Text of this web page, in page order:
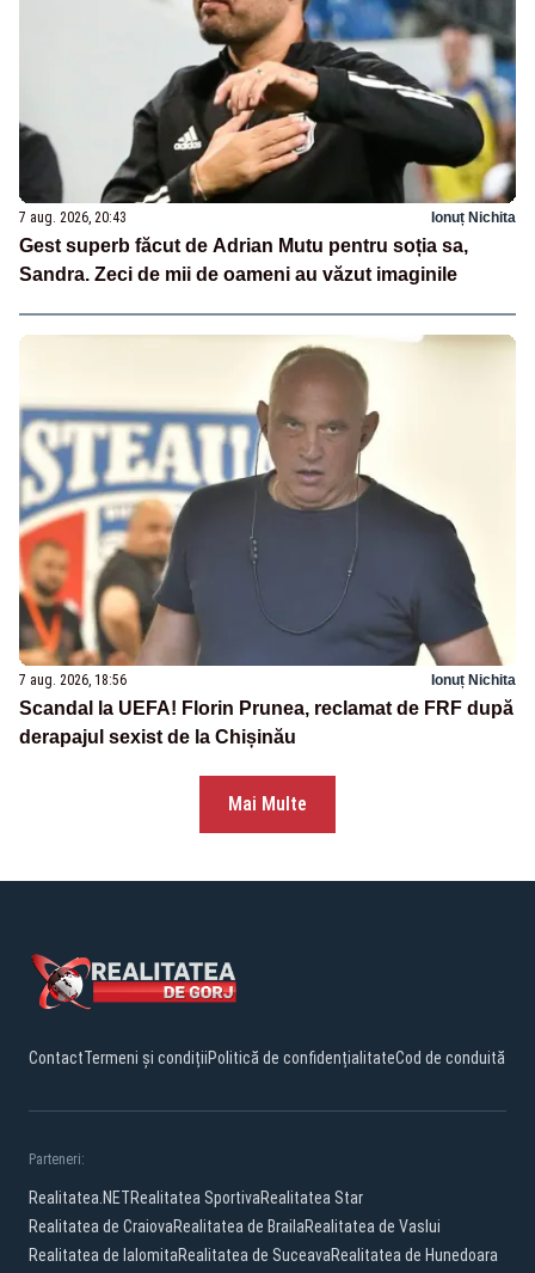
7 aug. 2026, 20:43 Ionuț Nichita
Gest superb făcut de Adrian Mutu pentru soția sa,
Sandra. Zeci de mii de oameni au văzut imaginile
7 aug. 2026, 18:56 Ionuț Nichita
Scandal la UEFA! Florin Prunea, reclamat de FRF după
derapajul sexist de la Chișinău
Mai Multe
ContactTermeni și condițiiPolitică de confidențialitateCod de conduită
Parteneri:
Realitatea.NETRealitatea SportivaRealitatea Star
Realitatea de CraiovaRealitatea de BrailaRealitatea de Vaslui
Realitatea de IalomitaRealitatea de SuceavaRealitatea de Hunedoara